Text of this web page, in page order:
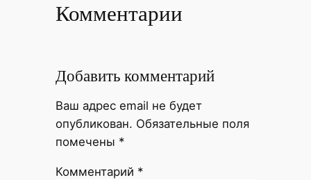
Комментарии
Добавить комментарий
Ваш адрес email не будет
опубликован. Обязательные поля
помечены *
Комментарий *